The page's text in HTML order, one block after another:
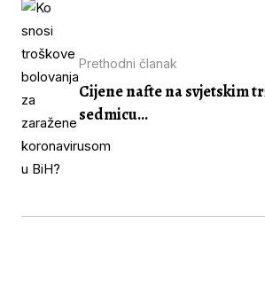
Prethodni članak
Cijene nafte na svjetskim
sedmicu...